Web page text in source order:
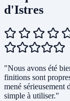
d'Istres
"Nous avons été
finitions sont
mené
simple à utiliser."